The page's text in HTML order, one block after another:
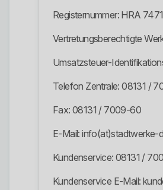
Registernummer: HRA
Vertretungsberechtigte
Umsatzsteuer-
Telefon Zentrale: 08131 /
Fax: 08131 / 7009-60
E-Mail: info(at)stadtwerke-
Kundenservice: 08131 /
Kundenservice E-Mail: